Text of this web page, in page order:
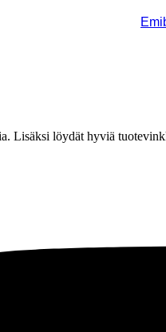
Lisäksi löydät hyviä